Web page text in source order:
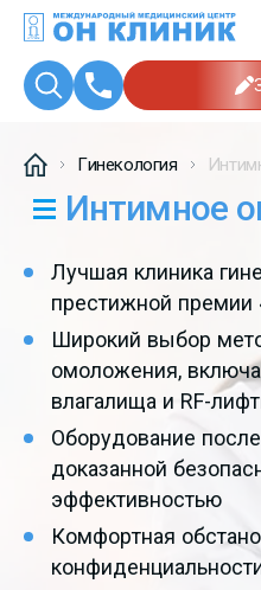
Гинекология
Интимное
Лучшая клиника
престижной премии
Широкий выбор
омоложения,
влагалища и RF-
Оборудование
доказанной
эффективностью
Комфортная